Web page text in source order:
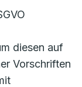
diesen auf
Vorschriften